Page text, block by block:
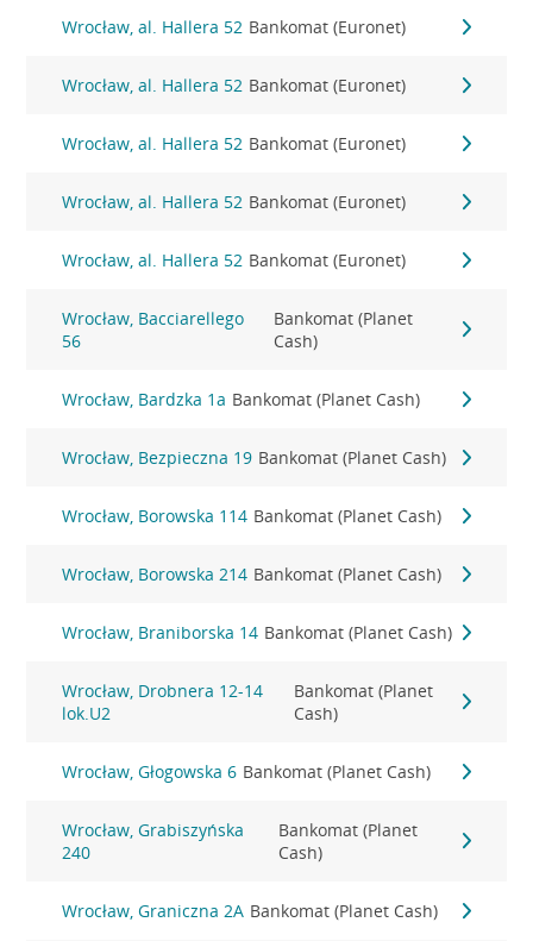
Wrocław, al. Hallera 52 Bankomat (Euronet)
Wrocław, al. Hallera 52 Bankomat (Euronet)
Wrocław, al. Hallera 52 Bankomat (Euronet)
Wrocław, al. Hallera 52 Bankomat (Euronet)
Wrocław, al. Hallera 52 Bankomat (Euronet)
Wrocław, Bacciarellego
56
Bankomat (Planet
Cash)
Wrocław, Bardzka 1a Bankomat (Planet Cash)
Wrocław, Bezpieczna 19 Bankomat (Planet Cash)
Wrocław, Borowska 114 Bankomat (Planet Cash)
Wrocław, Borowska 214 Bankomat (Planet Cash)
Wrocław, Braniborska 14 Bankomat (Planet Cash)
Wrocław, Drobnera 12-14
lok.U2
Bankomat (Planet
Cash)
Wrocław, Głogowska 6 Bankomat (Planet Cash)
Wrocław, Grabiszyńska
240
Bankomat (Planet
Cash)
Wrocław, Graniczna 2A Bankomat (Planet Cash)